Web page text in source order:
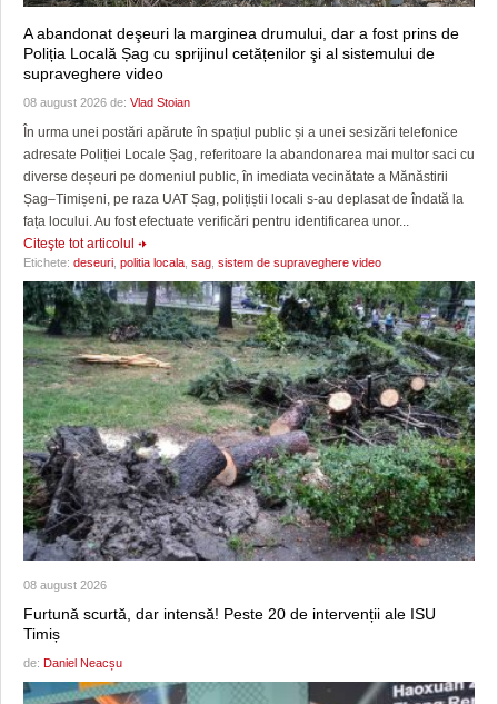
A abandonat deşeuri la marginea drumului, dar a fost prins de
Poliția Locală Șag cu sprijinul cetățenilor şi al sistemului de
supraveghere video
08 august 2026 de: Vlad Stoian
În urma unei postări apărute în spațiul public și a unei sesizări telefonice
adresate Poliției Locale Șag, referitoare la abandonarea mai multor saci cu
diverse deșeuri pe domeniul public, în imediata vecinătate a Mănăstirii
Șag–Timișeni, pe raza UAT Șag, polițiștii locali s-au deplasat de îndată la
fața locului. Au fost efectuate verificări pentru identificarea unor...
Citeşte tot articolul
Etichete: deseuri politia locala sag sistem de supraveghere video
08 august 2026
Furtună scurtă, dar intensă! Peste 20 de intervenții ale ISU
Timiș
de: Daniel Neacșu